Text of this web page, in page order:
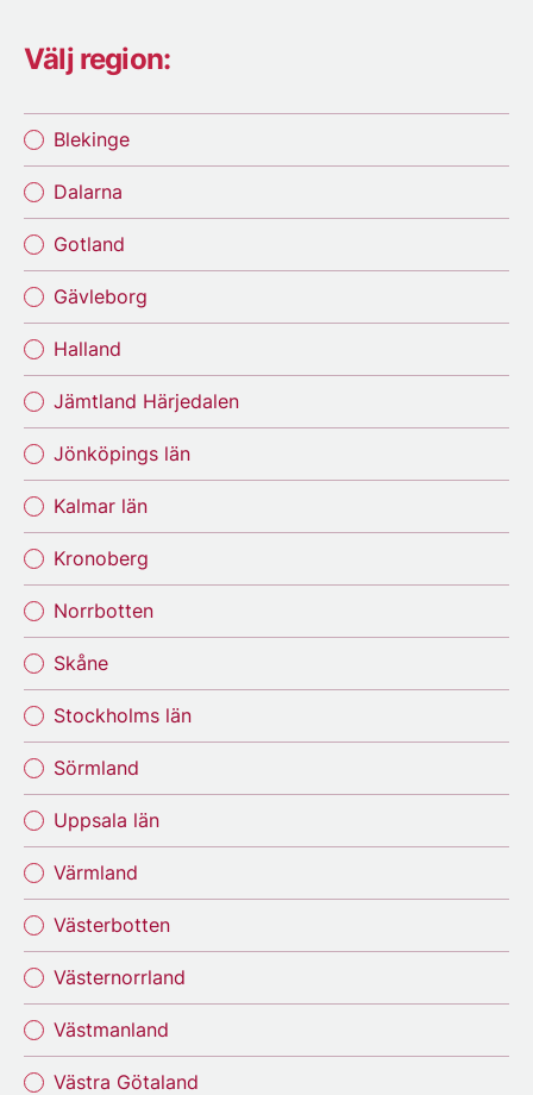
Välj region:
Blekinge
Dalarna
Gotland
Gävleborg
Halland
Jämtland Härjedalen
Jönköpings län
Kalmar län
Kronoberg
Norrbotten
Skåne
Stockholms län
Sörmland
Uppsala län
Värmland
Västerbotten
Västernorrland
Västmanland
Västra Götaland